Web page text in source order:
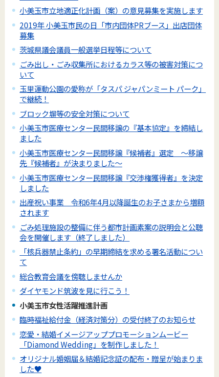
小美玉市立地適正化計画（案）の意見募集を実施します
2019年 小美玉市民の日「市内団体PRブース」出店団体
募集
茨城県議会議員一般選挙日程等について
ごみ出し・ごみ収集所におけるカラス等の被害対策につ
いて
玉里運動公園の愛称が「タスパ ジャパンミート パーク」
で継続！
ブロック塀等の安全対策について
小美玉市医療センター民間移譲の『基本協定』を締結し
ました
小美玉市医療センター民間移譲『候補者』選定 ～移譲
先『候補者』が決まりました～
小美玉市医療センター民間移譲『交渉権獲得者』を決定
しました
出産祝い事業 令和6年4月以降誕生のお子さまから増額
されます
ごみ処理施設の整備に伴う都市計画素案の説明会と公聴
会を開催します（終了しました）
「核兵器禁止条約」の早期締結を求める署名活動につい
て
総合教育会議を傍聴しませんか
ダイヤモンド筑波を見に行こう！
小美玉市女性活躍推進計画
臨時福祉給付金（経済対策分）の受付終了のお知らせ
恋愛・結婚イメージアッププロモーションムービー
「Diamond Wedding」を制作しました！
オリジナル婚姻届＆結婚記念証の配布・贈呈が始まりま
した♥